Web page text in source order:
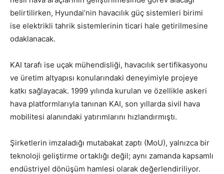
belirtilirken, Hyundai’nin havacılık güç sistemleri birimi
ise elektrikli tahrik sistemlerinin ticari hale getirilmesine
odaklanacak.
KAI tarafı ise uçak mühendisliği, havacılık sertifikasyonu
ve üretim altyapısı konularındaki deneyimiyle projeye
katkı sağlayacak. 1999 yılında kurulan ve özellikle askeri
hava platformlarıyla tanınan KAI, son yıllarda sivil hava
mobilitesi alanındaki yatırımlarını hızlandırmıştı.
Şirketlerin imzaladığı mutabakat zaptı (MoU), yalnızca bir
teknoloji geliştirme ortaklığı değil; aynı zamanda kapsamlı
endüstriyel dönüşüm hamlesi olarak değerlendiriliyor.